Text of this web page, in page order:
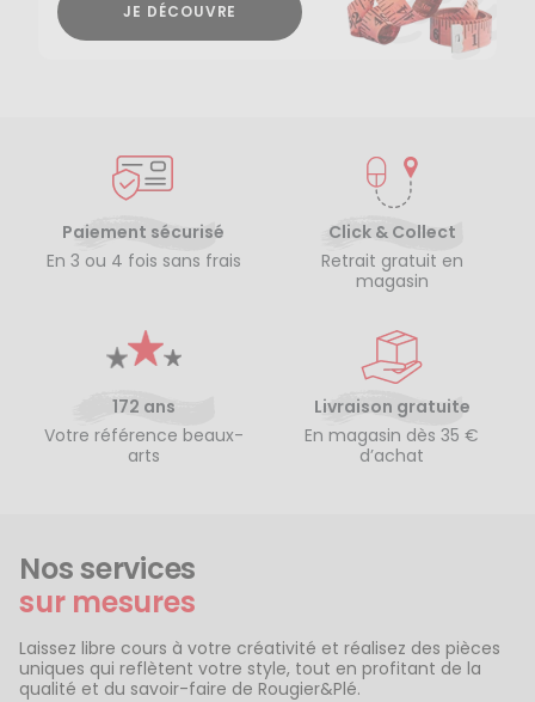
JE DÉCOUVRE
Paiement sécurisé
En 3 ou 4 fois sans frais
Click & Collect
Retrait gratuit en
magasin
172 ans
Votre référence beaux-
arts
Livraison gratuite
En magasin dès 35 €
d’achat
Nos services
sur mesures
Laissez libre cours à votre créativité et réalisez des pièces
uniques qui reflètent votre style, tout en profitant de la
qualité et du savoir-faire de Rougier&Plé.